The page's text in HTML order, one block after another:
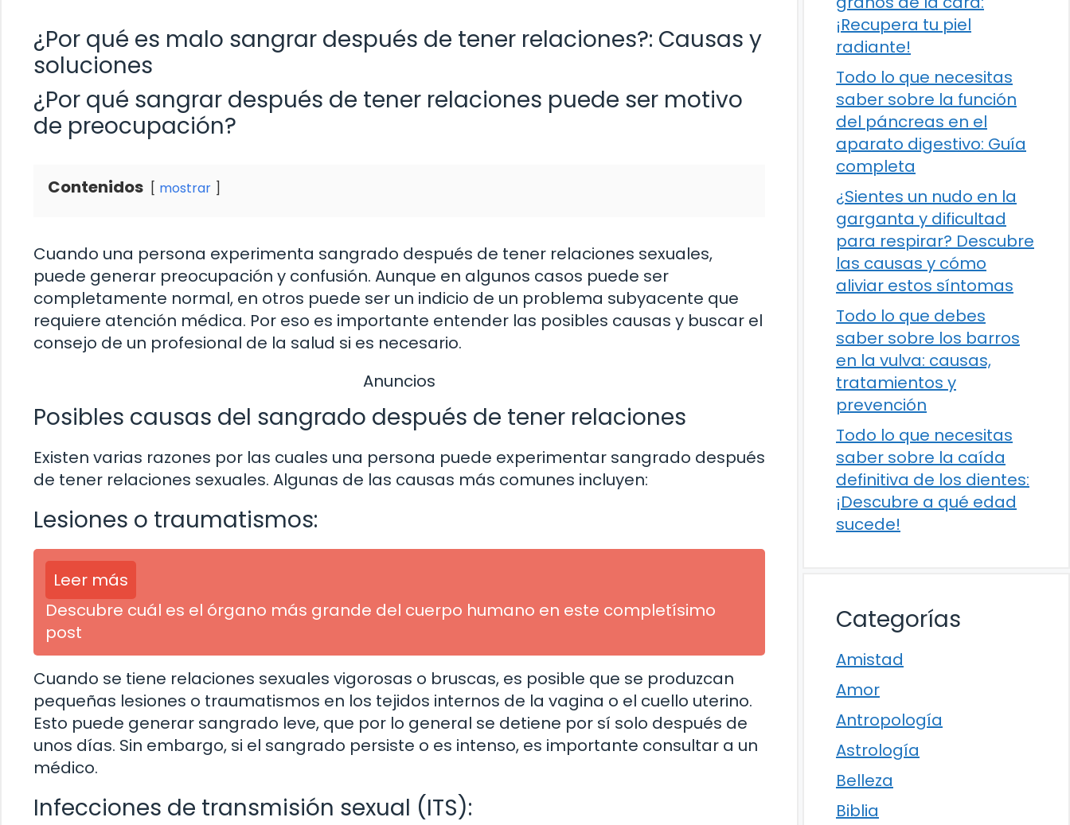
¿Por qué es malo sangrar después de tener relaciones?: Causas y
soluciones
¿Por qué sangrar después de tener relaciones puede ser motivo
de preocupación?
Contenidos mostrar
Cuando una persona experimenta sangrado después de tener relaciones sexuales,
puede generar preocupación y confusión. Aunque en algunos casos puede ser
completamente normal, en otros puede ser un indicio de un problema subyacente que
requiere atención médica. Por eso es importante entender las posibles causas y buscar el
consejo de un profesional de la salud si es necesario.
Anuncios
Posibles causas del sangrado después de tener relaciones
Existen varias razones por las cuales una persona puede experimentar sangrado después
de tener relaciones sexuales. Algunas de las causas más comunes incluyen:
Lesiones o traumatismos:
Leer más
Descubre cuál es el órgano más grande del cuerpo humano en este completísimo
post
Cuando se tiene relaciones sexuales vigorosas o bruscas, es posible que se produzcan
pequeñas lesiones o traumatismos en los tejidos internos de la vagina o el cuello uterino.
Esto puede generar sangrado leve, que por lo general se detiene por sí solo después de
unos días. Sin embargo, si el sangrado persiste o es intenso, es importante consultar a un
médico.
Infecciones de transmisión sexual (ITS):
¡Recupera tu piel
radiante!
Todo lo que necesitas
saber sobre la función
del páncreas en el
aparato digestivo: Guía
completa
¿Sientes un nudo en la
garganta y dificultad
para respirar? Descubre
las causas y cómo
aliviar estos síntomas
Todo lo que debes
saber sobre los barros
en la vulva: causas,
tratamientos y
prevención
Todo lo que necesitas
saber sobre la caída
definitiva de los dientes:
¡Descubre a qué edad
sucede!
Categorías
Amistad
Amor
Antropología
Astrología
Belleza
Biblia